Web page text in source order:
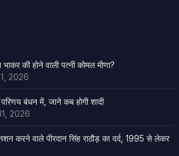
की होने वाली पत्नी कोमल मीणा?
2026
बंधन में, जाने कब होगी शादी
2026
करने वाले पीरदान सिंह राठौड़ का दर्द, 1995 से लेकर